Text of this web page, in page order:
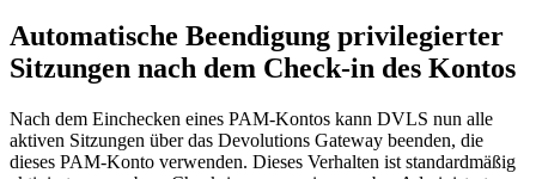
Automatische Beendigung privilegierter
Sitzungen nach dem Check-in des Kontos
Nach dem Einchecken eines PAM-Kontos kann DVLS nun alle
aktiven Sitzungen über das Devolutions Gateway beenden, die
dieses PAM-Konto verwenden. Dieses Verhalten ist standardmäßig